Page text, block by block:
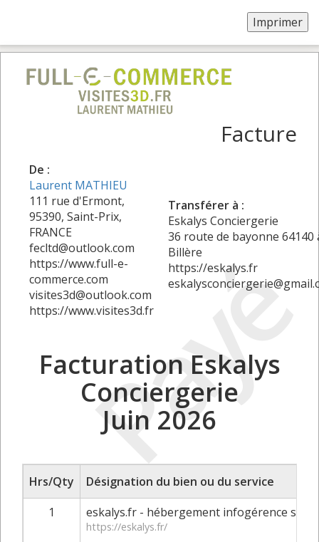
Payé
Facture
De :
Laurent MATHIEU
111 rue d'Ermont,
95390, Saint-Prix,
FRANCE
fecltd@outlook.com
https://www.full-e-
commerce.com
visites3d@outlook.com
https://www.visites3d.fr
Transférer à :
Eskalys Conciergerie
36 route de bayonne 64140
Billère
https://eskalys.fr
Facturation Eskalys
Conciergerie
Juin 2026
Hrs/Qty
Désignation du bien ou du service
1
eskalys.fr - hébergement infogérence site
https://eskalys.fr/